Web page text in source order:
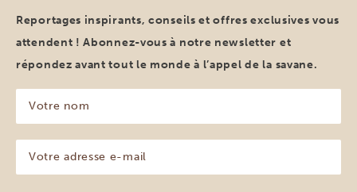
Reportages inspirants, conseils et offres exclusives vous
attendent ! Abonnez-vous à notre newsletter et
répondez avant tout le monde à l’appel de la savane.
nom
(Nécessaire)
adresse
e-